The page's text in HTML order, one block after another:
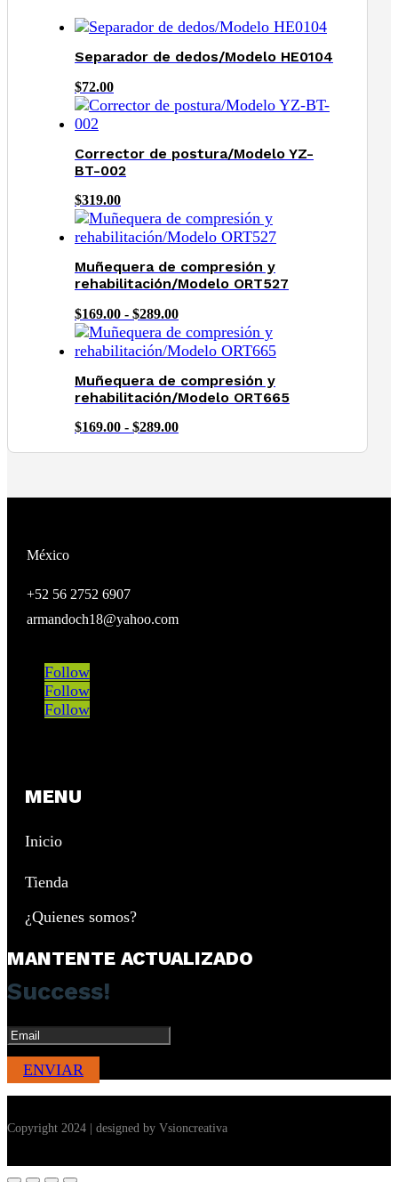
Separador de dedos/Modelo HE0104
$72.00
Corrector de postura/Modelo YZ-
BT-002
$319.00
Muñequera de compresión y
rehabilitación/Modelo ORT527
$169.00 - $289.00Rango
de
precios:
desde
$169.00
hasta
$289.00
Muñequera de compresión y
rehabilitación/Modelo ORT665
$169.00 - $289.00Rango
precios:
México
+52 56 2752 6907
armandoch18@yahoo.com
Follow
Follow
Follow
MENU
Inicio
Tienda
¿Quienes somos?
MANTENTE ACTUALIZADO
Success!
ENVIAR
Copyright 2024 | designed by Vsioncreativa